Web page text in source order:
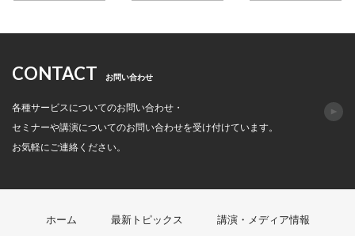
CONTACT お問い合わせ
各種サービスについてのお問い合わせ・
セミナーや講演についてのお問い合わせを受け付けています。
お気軽にご連絡ください。
ホーム 最新トピックス 講演・メディア情報